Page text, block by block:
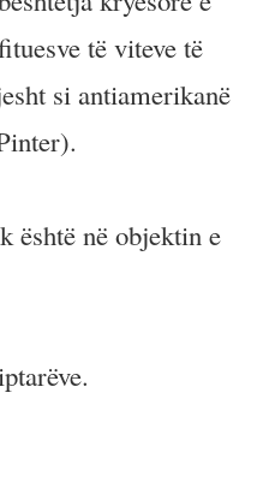
të viteve të
si antiamerikanë
është në objektin e